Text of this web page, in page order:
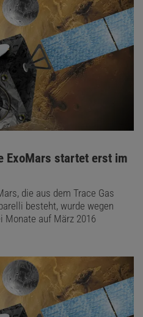
ExoMars startet erst im
die aus dem Trace Gas
besteht, wurde wegen
Monate auf März 2016